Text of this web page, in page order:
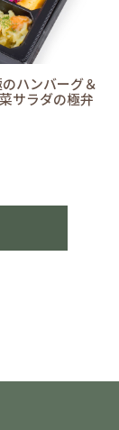
ハンバーグ＆
サラダの極弁